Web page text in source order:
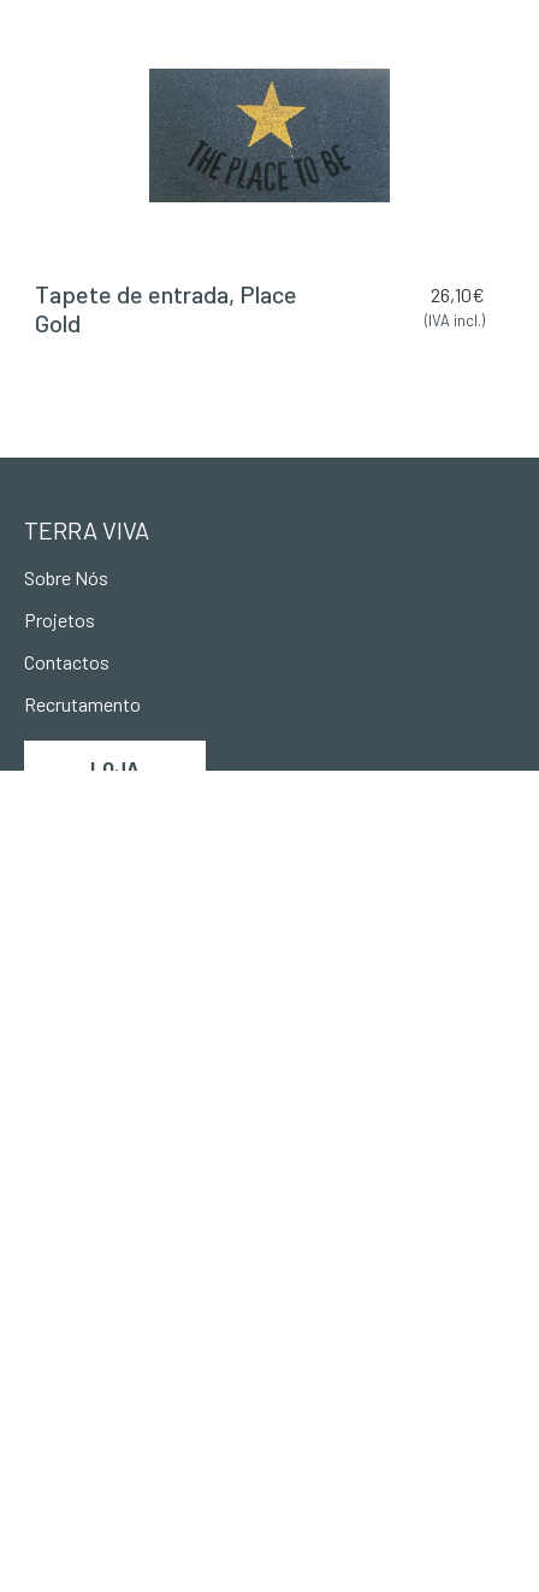
Tapete de entrada, Place
Gold
26,10€
(IVA incl.)
TERRA VIVA
Sobre Nós
Projetos
Contactos
Recrutamento
LOJA